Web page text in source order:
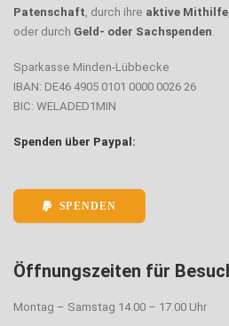
Patenschaft, durch ihre aktive Mithilfe
oder durch Geld- oder Sachspenden.
Sparkasse Minden-Lübbecke
IBAN: DE46 4905 0101 0000 0026 26
BIC: WELADED1MIN
Spenden über Paypal:
SPENDEN
Öffnungszeiten für
Montag – Samstag 14.00 – 17.00 Uhr